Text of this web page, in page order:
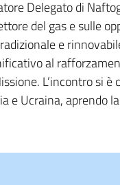
Delegato di
del gas e sulle
e
al
L’incontro si
e Ucraina, aprendo